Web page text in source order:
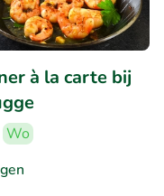
à la carte bij
Wo